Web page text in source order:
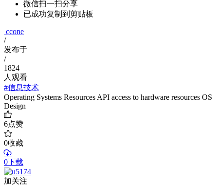
微信扫一扫分享
已成功复制到剪贴板
ccone
/
发布于
/
1824
人观看
#信息技术
Operating Systems Resources API access to hardware resources OS
Design
6点赞
0收藏
0下载
加关注